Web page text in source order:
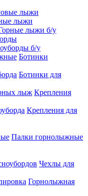
лыжи
лыжи
лыжи б/у
б/у
Ботинки
Ботинки для
Крепления
Крепления для
Палки горнолыжные
Чехлы для
Горнолыжная